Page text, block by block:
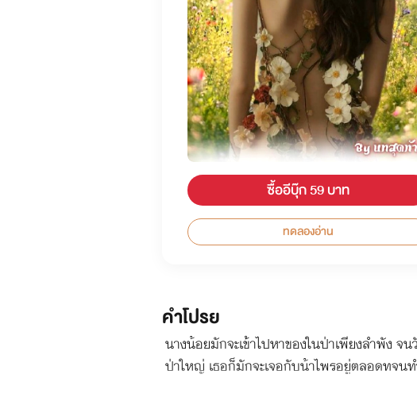
ซื้ออีบุ๊ก 59 บาท
ทดลองอ่าน
คำโปรย
นางน้อยมักจะเข้าไปหาของในป่าเพียงลำพัง
ป่าใหญ่ เธอก็มักจะเจอกับน้าไพรอยู่ตลอดทจน